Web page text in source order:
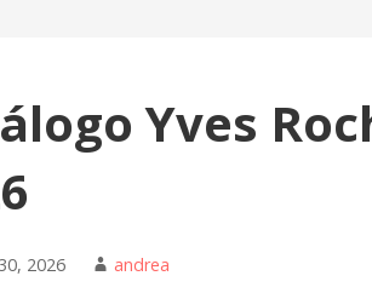
Yves
2026 andrea